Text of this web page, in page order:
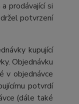
prodávající si
potvrzení
kupující
Objednávku
v objednávce
potvrdí
(dále také